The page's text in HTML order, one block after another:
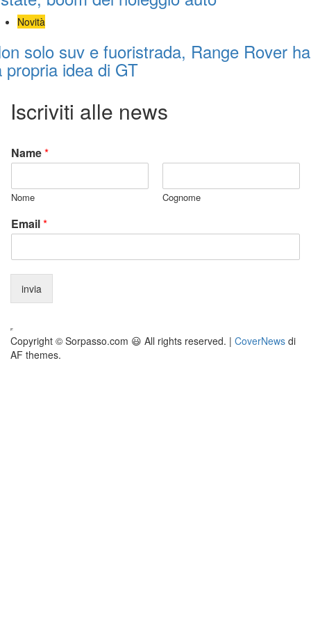
Novità
solo suv e fuoristrada, Range Rover ha
propria idea di GT
Iscriviti alle news
Name*
Nome Cognome
Email*
invia
Copyright © Sorpasso.com 😃 All rights reserved. | CoverNews di
AF themes.